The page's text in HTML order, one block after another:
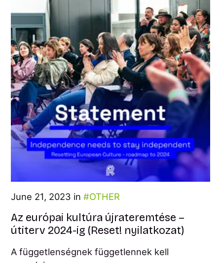
June 21, 2023 in OTHER
Az európai kultúra újrateremtése –
útiterv 2024-ig (Reset! nyilatkozat)
A függetlenségnek függetlennek kell